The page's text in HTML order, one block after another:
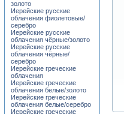
золото
Иерейские русские
облачения фиолетовые/
серебро
Иерейские русские
облачения чёрные/золото
Иерейские русские
облачения чёрные/
серебро
Иерейские греческие
облачения
Иерейские греческие
облачения белые/золото
Иерейские греческие
облачения белые/серебро
Иерейские греческие